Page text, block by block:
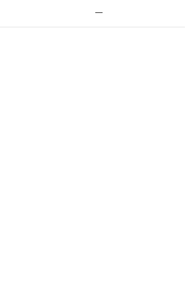
—